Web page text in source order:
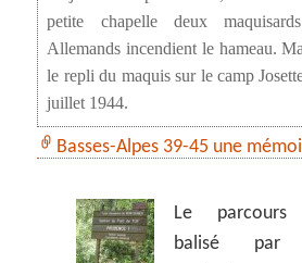
petite chapelle deux
Allemands incendient le hameau.
le repli du maquis sur le camp
juillet 1944.
Basses-Alpes 39-45 une
Le parcours
balisé par